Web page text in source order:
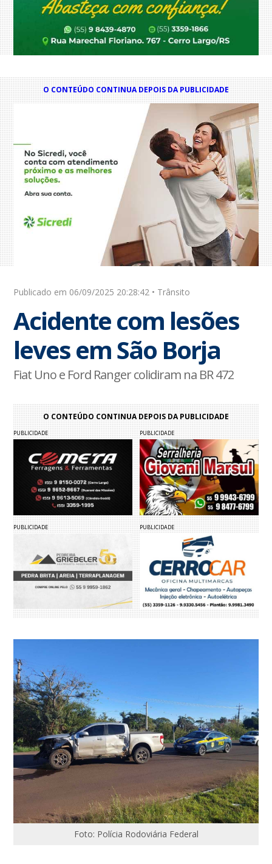
O CONTEÚDO CONTINUA DEPOIS DA PUBLICIDADE
Publicado em 06/09/2025 20:28:42 • Trânsito
Acidente com lesões
leves em São Borja
Fiat Uno e Ford Ranger colidiram na BR 472
O CONTEÚDO CONTINUA DEPOIS DA PUBLICIDADE
PUBLICIDADE PUBLICIDADE
PUBLICIDADE PUBLICIDADE
Foto: Polícia Rodoviária Federal